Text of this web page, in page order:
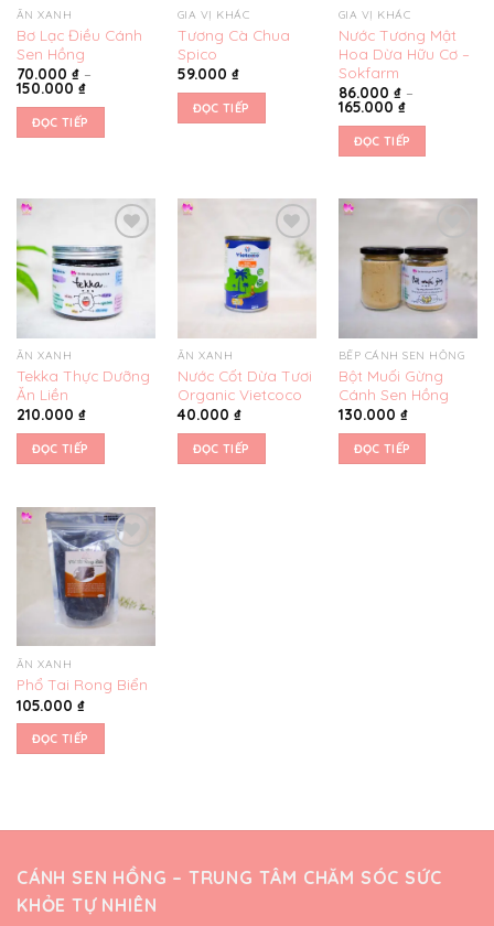
ĂN XANH
Bơ Lạc Điều Cánh
Sen Hồng
70.000 ₫–
150.000 ₫
ĐỌC TIẾP
GIA VỊ KHÁC
Tương Cà Chua
Spico
59.000 ₫
ĐỌC TIẾP
GIA VỊ KHÁC
Nước Tương Mật
Hoa Dừa Hữu Cơ –
Sokfarm
86.000 ₫–
165.000 ₫
ĐỌC TIẾP
Yêu
thích
ĂN XANH
Tekka Thực Dưỡng
Ăn Liền
210.000 ₫
ĐỌC TIẾP
Yêu
thích
ĂN XANH
Nước Cốt Dừa Tươi
Organic Vietcoco
40.000 ₫
ĐỌC TIẾP
Yêu
thích
BẾP CÁNH SEN HỒNG
Bột Muối Gừng
Cánh Sen Hồng
130.000 ₫
ĐỌC TIẾP
Yêu
thích
ĂN XANH
Phổ Tai Rong Biển
105.000 ₫
ĐỌC TIẾP
CÁNH SEN HỒNG – TRUNG TÂM CHĂM SÓC SỨC
KHỎE TỰ NHIÊN